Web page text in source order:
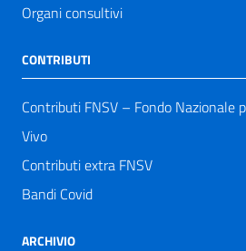
Organi consultivi
CONTRIBUTI
Contributi FNSV – Fondo Nazionale
Vivo
Contributi extra FNSV
Bandi Covid
ARCHIVIO